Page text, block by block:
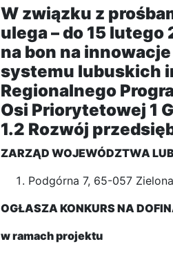
W związku z
ulega – do 15
na bon na
systemu lubuskich
Regionalnego
Osi Priorytetowej 1
1.2 Rozwój
ZARZĄD WOJEWÓDZTWA
Podgórna 7, 65-057
OGŁASZA KONKURS NA
w ramach projektu